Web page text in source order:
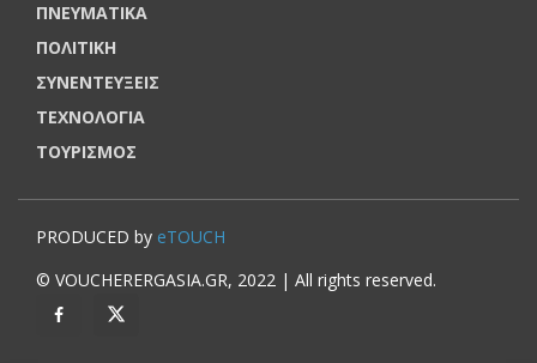
ΠΝΕΥΜΑΤΙΚΑ
ΠΟΛΙΤΙΚΗ
ΣΥΝΕΝΤΕΥΞΕΙΣ
ΤΕΧΝΟΛΟΓΙΑ
ΤΟΥΡΙΣΜΟΣ
PRODUCED by eTOUCH
© VOUCHERERGASIA.GR, 2022 | All rights reserved.